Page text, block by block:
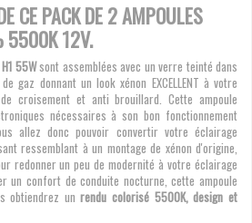
CE PACK DE 2 AMPOULES
5500K 12V.
H1 55Wsont assemblées avec un verre teinté dans
gaz donnant un look xénon EXCELLENT à votre
croisement et anti brouillard. Cette ampoule
nécessaires à son bon fonctionnement
allez donc pouvoir convertir votre éclairage
ressemblant à un montage de xénon d'origine,
redonner un peu de modernité à votre éclairage
un confort de conduite nocturne, cette ampoule
obtiendrez unrendu colorisé 5500K, design et